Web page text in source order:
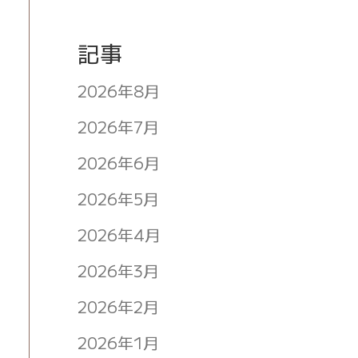
記事
2026年8月
2026年7月
2026年6月
2026年5月
2026年4月
2026年3月
2026年2月
2026年1月